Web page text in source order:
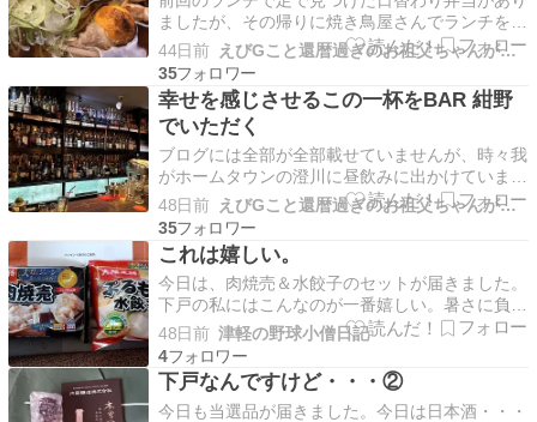
ましたが、その帰りに焼き鳥屋さんでランチをや
っているところも発見していました。何となく気
になり足が向いたので行ってみました。 福よし
札幌中央店のビルの入口 お店の基本情報 美唄や
きとりって北海道の中でもローカルなソウルフー
ドとして知ら…
44日前
えびGこと還暦過ぎのお祖父ちゃんがグルメにアウトドア等を紹介
35
幸せを感じさせるこの一杯をBAR 紺野
でいただく
ブログには全部が全部載せていませんが、時々我
がホームタウンの澄川に昼飲みに出かけていま
す。ブロガーとしては新しいお店を開拓したいと
ころですが、家族と飲みに行くと、どうしてもい
つものお気に入りコースになります。そんな中、
半年に一度くらい夫婦二人だけで訪れるのがBAR
紺野。デート気…
48日前
えびGこと還暦過ぎのお祖父ちゃんがグルメにアウトドア等を紹介
35
これは嬉しい。
今日は、肉焼売＆水餃子のセットが届きました。
下戸の私にはこんなのが一番嬉しい。暑さに負け
ないようにガッツリ頂きます。春の山菜も、熊に
遭うことなく、無事に終了しました。八甲田の根
曲がり竹はこれからだそうですが、私はプロでは
ないので、あそこまでは行きません。ちょっと寂
しいですが、6…
48日前 津軽の野球小僧日記
4
下戸なんですけど・・・②
今日も当選品が届きました。今日は日本酒・・・